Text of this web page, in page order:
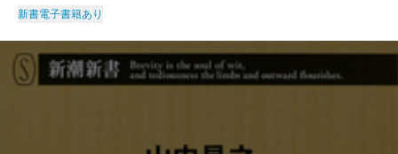
新書電子書籍あり